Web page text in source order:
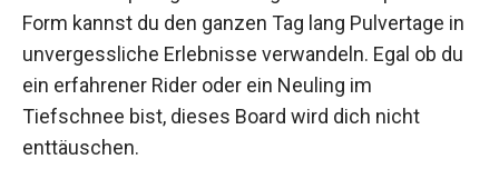
Mit der Dämpfungstechnologie und der
speziellen Form kannst du den ganzen Tag lang
Pulvertage in unvergessliche Erlebnisse
verwandeln. Egal ob du ein erfahrener Rider oder
ein Neuling im Tiefschnee bist, dieses Board wird